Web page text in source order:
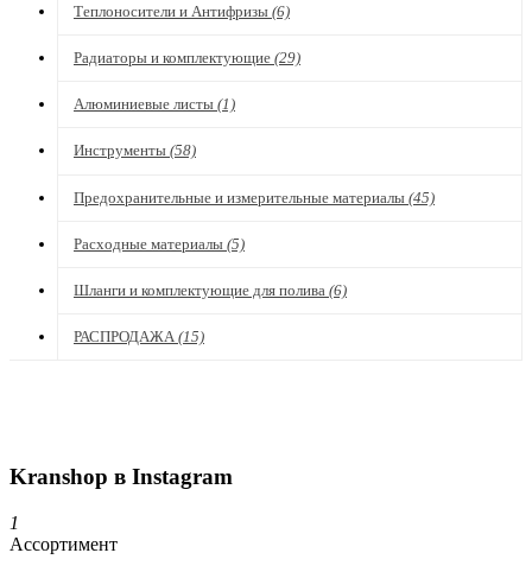
Теплоносители и Антифризы (6)
Радиаторы и комплектующие (29)
Алюминиевые листы (1)
Инструменты (58)
Предохранительные и измерительные материалы (45)
Расходные материалы (5)
Шланги и комплектующие для полива (6)
РАСПРОДАЖА (15)
Kranshop в Instagram
1
Ассортимент